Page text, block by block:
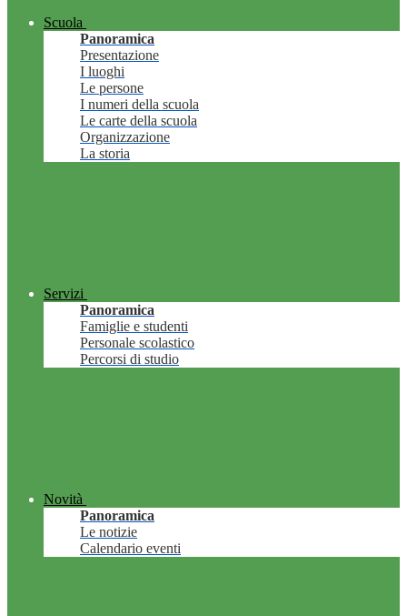
Scuola
Panoramica
Presentazione
I luoghi
Le persone
I numeri della scuola
Le carte della scuola
Organizzazione
La storia
Servizi
Panoramica
Famiglie e studenti
Personale scolastico
Percorsi di studio
Novità
Panoramica
Le notizie
Calendario eventi